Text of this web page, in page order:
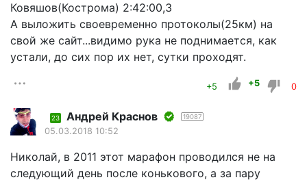
Ковяшов(Кострома) 2:42:00,3
А выложить своевременно протоколы(25км) на
свой же сайт...видимо рука не поднимается, как
устали, до сих пор их нет, сутки проходят.
+5 +5 0
23 Андрей Краснов 19087
05.03.2018 10:52
Николай, в 2011 этот марафон проводился не на
следующий день после конькового, а за пару